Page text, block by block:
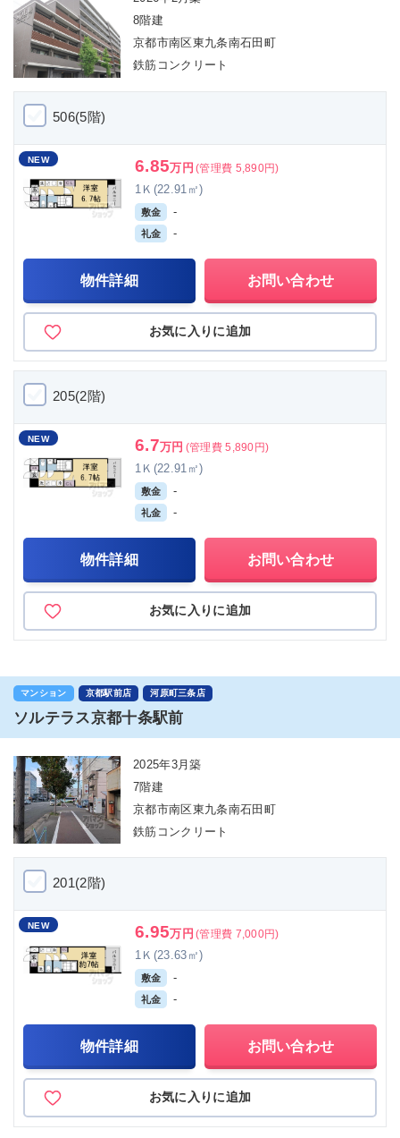
8階建
京都市南区東九条南石田町
鉄筋コンクリート
506(5階)
NEW 6.85万円 (管理費 5,890円)
1Ｋ(22.91㎡)
敷金 -
礼金 -
物件詳細 お問い合わせ
お気に入りに追加
205(2階)
NEW 6.7万円 (管理費 5,890円)
1Ｋ(22.91㎡)
敷金 -
礼金 -
物件詳細 お問い合わせ
お気に入りに追加
マンション 京都駅前店 河原町三条店
ソルテラス京都十条駅前
2025年3月築
7階建
京都市南区東九条南石田町
鉄筋コンクリート
201(2階)
NEW 6.95万円 (管理費 7,000円)
1Ｋ(23.63㎡)
敷金 -
礼金 -
物件詳細 お問い合わせ
お気に入りに追加